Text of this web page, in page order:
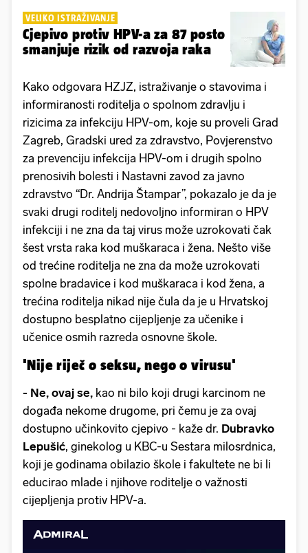
VELIKO ISTRAŽIVANJE
Cjepivo protiv HPV-a za 87 posto
smanjuje rizik od razvoja raka
Kako odgovara HZJZ, istraživanje o stavovima i
informiranosti roditelja o spolnom zdravlju i
rizicima za infekciju HPV-om, koje su proveli Grad
Zagreb, Gradski ured za zdravstvo, Povjerenstvo
za prevenciju infekcija HPV-om i drugih spolno
prenosivih bolesti i Nastavni zavod za javno
zdravstvo “Dr. Andrija Štampar”, pokazalo je da je
svaki drugi roditelj nedovoljno informiran o HPV
infekciji i ne zna da taj virus može uzrokovati čak
šest vrsta raka kod muškaraca i žena. Nešto više
od trećine roditelja ne zna da može uzrokovati
spolne bradavice i kod muškaraca i kod žena, a
trećina roditelja nikad nije čula da je u Hrvatskoj
dostupno besplatno cijepljenje za učenike i
učenice osmih razreda osnovne škole.
'Nije riječ o seksu, nego o virusu'
- Ne, ovaj se, kao ni bilo koji drugi karcinom ne
događa nekome drugome, pri čemu je za ovaj
dostupno učinkovito cjepivo - kaže dr. Dubravko
Lepušić, ginekolog u KBC-u Sestara milosrdnica,
koji je godinama obilazio škole i fakultete ne bi li
educirao mlade i njihove roditelje o važnosti
cijepljenja protiv HPV-a.